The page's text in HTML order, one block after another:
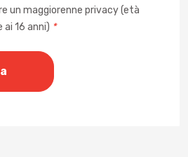
un maggiorenne privacy (età
ai 16 anni) *